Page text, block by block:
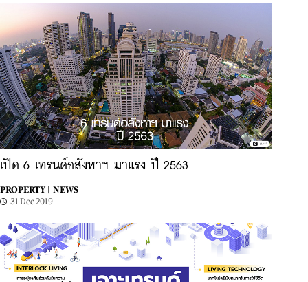
เปิด 6 เทรนด์อสังหาฯ มาแรง ปี 2563
PROPERTY |
NEWS
31 Dec 2019